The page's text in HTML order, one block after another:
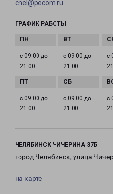
chel@pecom.ru
ГРАФИК РАБОТЫ
с 09:00 до
21:00
с 09:00 до
21:00
с
с 09:00 до
21:00
с 09:00 до
21:00
с
ЧЕЛЯБИНСК ЧИЧЕРИНА 37Б
город Челябинск, улица
на карте